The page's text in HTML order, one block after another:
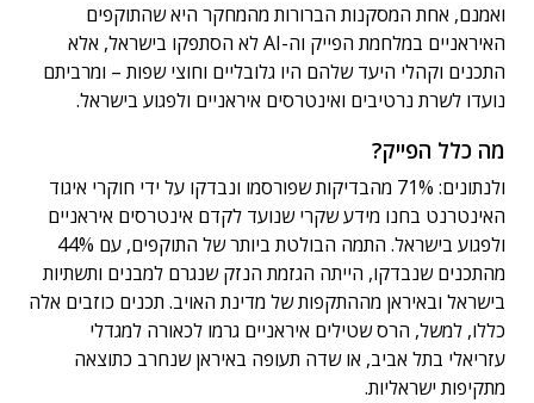
ואמנם, אחת המסקנות הברורות מהמחקר היא שהתוקפים
האיראניים במלחמת הפייק וה-AI לא הסתפקו בישראל, אלא
התכנים וקהלי היעד שלהם היו גלובליים וחוצי שפות – ומרביתם
נועדו לשרת נרטיבים ואינטרסים איראניים ולפגוע בישראל.
מה כלל הפייק?
ולנתונים: 71% מהבדיקות שפורסמו ונבדקו על ידי חוקרי איגוד
האינטרנט בחנו מידע שקרי שנועד לקדם אינטרסים איראניים
ולפגוע בישראל. התמה הבולטת ביותר של התוקפים, עם 44%
מהתכנים שנבדקו, הייתה הגזמת הנזק שנגרם למבנים ותשתיות
בישראל ובאיראן מההתקפות של מדינת האויב. תכנים כוזבים אלה
כללו, למשל, הרס שטילים איראניים גרמו לכאורה למגדלי
עזריאלי בתל אביב, או שדה תעופה באיראן שנחרב כתוצאה
מתקיפות ישראליות.